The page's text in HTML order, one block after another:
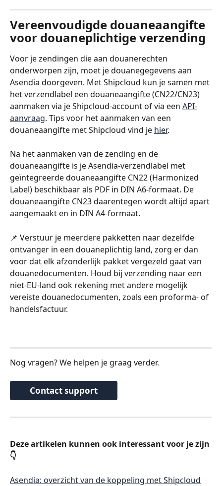
Vereenvoudigde douaneaangifte
voor douaneplichtige verzending
Voor je zendingen die aan douanerechten
onderworpen zijn, moet je douanegegevens aan
Asendia doorgeven. Met Shipcloud kun je samen met
het verzendlabel een douaneaangifte (CN22/CN23)
aanmaken via je Shipcloud-account of via een API-
aanvraag. Tips voor het aanmaken van een
douaneaangifte met Shipcloud vind je hier.
Na het aanmaken van de zending en de
douaneaangifte is je Asendia-verzendlabel met
geïntegreerde douaneaangifte CN22 (Harmonized
Label) beschikbaar als PDF in DIN A6-formaat. De
douaneaangifte CN23 daarentegen wordt altijd apart
aangemaakt en in DIN A4-formaat.
📌 Verstuur je meerdere pakketten naar dezelfde
ontvanger in een douaneplichtig land, zorg er dan
voor dat elk afzonderlijk pakket vergezeld gaat van
douanedocumenten. Houd bij verzending naar een
niet-EU-land ook rekening met andere mogelijk
vereiste douanedocumenten, zoals een proforma- of
handelsfactuur.
Nog vragen? We helpen je graag verder.
Contact support
Deze artikelen kunnen ook interessant voor je zijn
👇
Asendia: overzicht van de koppeling met Shipcloud